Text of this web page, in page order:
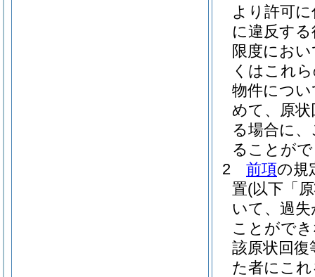
より許可
に違反す
限度にお
くはこれ
物件につ
めて、原
る場合に
ることが
2
前項の規
置(以下「
いて、過
ことがで
該原状回
た者にこ